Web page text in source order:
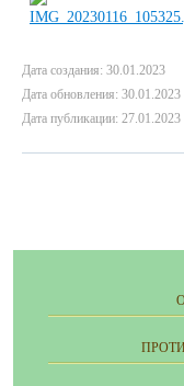
Дата создания: 30.01.2023
Дата обновления: 30.01.2023
Дата публикации: 27.01.2023